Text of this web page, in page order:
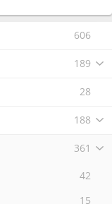
606
189
28
188
361
42
15